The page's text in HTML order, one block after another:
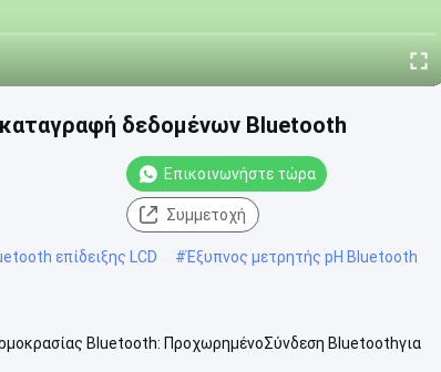
δεδομένων Bluetooth
Επικοινωνήστε τώρα
Συμμετοχή
επίδειξης LCD #Έξυπνος μετρητής pH Bluetooth
Bluetooth: ΠροχωρημένοΣύνδεση Bluetoothγια